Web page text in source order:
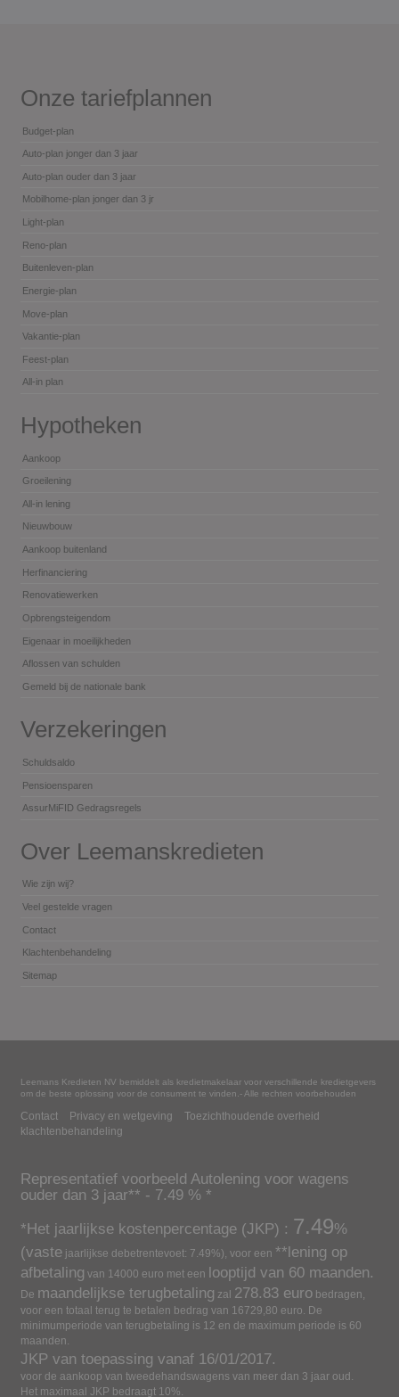
Onze tariefplannen
Budget-plan
Auto-plan jonger dan 3 jaar
Auto-plan ouder dan 3 jaar
Mobilhome-plan jonger dan 3 jr
Light-plan
Reno-plan
Buitenleven-plan
Energie-plan
Move-plan
Vakantie-plan
Feest-plan
All-in plan
Hypotheken
Aankoop
Groeilening
All-in lening
Nieuwbouw
Aankoop buitenland
Herfinanciering
Renovatiewerken
Opbrengsteigendom
Eigenaar in moeilijkheden
Aflossen van schulden
Gemeld bij de nationale bank
Verzekeringen
Schuldsaldo
Pensioensparen
AssurMiFID Gedragsregels
Over Leemanskredieten
Wie zijn wij?
Veel gestelde vragen
Contact
Klachtenbehandeling
Sitemap
Leemans Kredieten NV bemiddelt als kredietmakelaar voor verschillende kredietgevers
om de beste oplossing voor de consument te vinden.- Alle rechten voorbehouden
Contact Privacy en wetgeving
Toezichthoudende overheid
klachtenbehandeling
Representatief voorbeeld Autolening voor wagens
ouder dan 3 jaar** - 7.49 % *
*Het jaarlijkse kostenpercentage (JKP) : 7.49%
(vaste jaarlijkse debetrentevoet: 7.49%), voor een **lening op
afbetaling van 14000 euro met een looptijd van 60 maanden.
De maandelijkse terugbetaling zal 278.83 euro bedragen,
voor een totaal terug te betalen bedrag van 16729,80 euro. De
minimumperiode van terugbetaling is 12 en de maximum periode is 60
maanden.
JKP van toepassing vanaf 16/01/2017.
voor de aankoop van tweedehandswagens van meer dan 3 jaar oud.
Het maximaal JKP bedraagt 10%.